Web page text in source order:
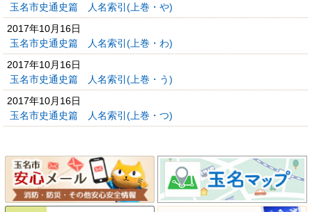
玉名市史通史篇 人名索引(上巻・や)
2017年10月16日
玉名市史通史篇 人名索引(上巻・わ)
2017年10月16日
玉名市史通史篇 人名索引(上巻・う)
2017年10月16日
玉名市史通史篇 人名索引(上巻・つ)